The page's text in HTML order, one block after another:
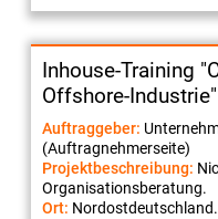
Inhouse-Training
Offshore-Industrie"
Auftraggeber:
(Auftragnehmerseite)
Projektbeschreibung:
Organisationsberatung.
Ort: Nordostdeutschland.